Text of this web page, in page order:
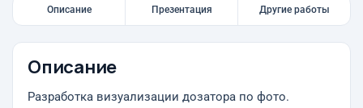
Описание Презентация Другие работы
Описание
Разработка визуализации дозатора по фото.